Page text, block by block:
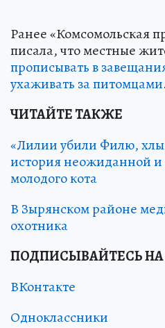
Ранее «Комсомольская
писала, что местные
прописывать в
ухаживать за питомцами.
ЧИТАЙТЕ ТАКЖЕ
«Лилии убили Филю,
история неожиданной
молодого кота
В Зырянском районе
охотника
ПОДПИСЫВАЙТЕСЬ НА
ВКонтакте
Одноклассники